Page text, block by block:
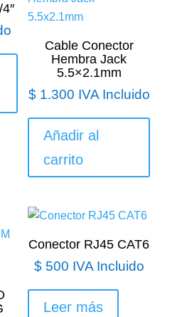
Cable Conector
Hembra Jack
5.5×2.1mm
$1.300 IVA Incluido
Añadir al
carrito
Conector RJ45 CAT6
$500 IVA Incluido
Leer más